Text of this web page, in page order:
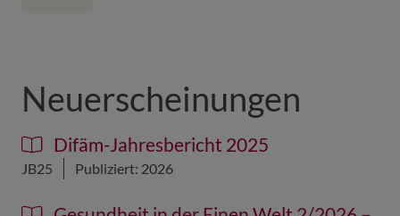
Neuerscheinungen
Difäm-Jahresbericht 2025
JB25 Publiziert: 2026